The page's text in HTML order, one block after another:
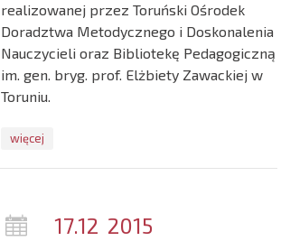
realizowanej przez Toruński Ośrodek
Doradztwa Metodycznego i Doskonalenia
Nauczycieli oraz Bibliotekę Pedagogiczną
im. gen. bryg. prof. Elżbiety Zawackiej w
Toruniu.
więcej
17.12 2015